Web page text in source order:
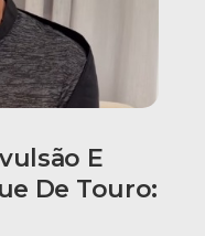
E
De Touro: